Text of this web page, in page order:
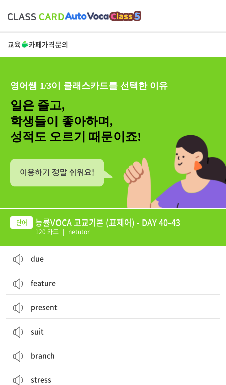
교육 카페가격문의
영어쌤 1/3이 클래스카드를 선택한 이유
일은 줄고,
학생들이 좋아하며,
성적도 오르기 때문이죠!
능률VOCA 고교기본 (표제어) - DAY 40-43
120 카드 | netutor
due
feature
present
suit
branch
stress